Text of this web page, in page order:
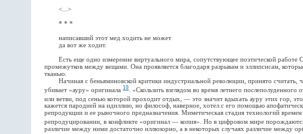
<...>
* * *
написавший этот мед ходить не может
да вот же ходит.
Есть еще одно измерение виртуального мира, сопутствующее поэтической работе
промежутков между вещами. Она проявляется благодаря разрывам и эллипсисам,
тканью.
Начиная с беньяминовской критики индустриальной революции, принято считать,
убивает «ауру» оригинала 10 . «Скользить взглядом во время летнего
или ветви, под сенью которой проходит отдых, — это значит вдыхать ауру этих гор,
кажется пародией на идиллию, но философ, наверное, хотел с его помощью
репродукции и ее рыночного предназначения. Миметическая стадия технологий времен
репродуцировании, в конфликте «оригинал — копия». Но в цифровом мире
различие между ними достаточно иллюзорно, а в некоторых случаях различие между